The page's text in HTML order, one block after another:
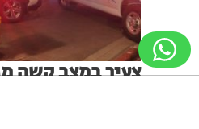
צעיר במצב קשה